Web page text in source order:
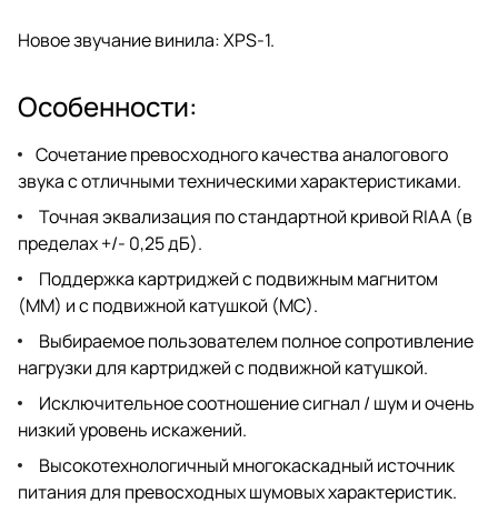
Новое звучание винила: XPS-1.
Особенности:
Сочетание превосходного качества аналогового
звука с отличными техническими характеристиками.
Точная эквализация по стандартной кривой RIAA (в
пределах +/- 0,25 дБ).
Поддержка картриджей с подвижным магнитом
(MM) и с подвижной катушкой (MC).
Выбираемое пользователем полное сопротивление
нагрузки для картриджей с подвижной катушкой.
Исключительное соотношение сигнал / шум и очень
низкий уровень искажений.
Высокотехнологичный многокаскадный источник
питания для превосходных шумовых характеристик.